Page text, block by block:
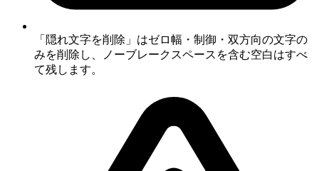
「隠れ文字を削除」はゼロ幅・制御・双方向の文字の
みを削除し、ノーブレークスペースを含む空白はすべ
て残します。